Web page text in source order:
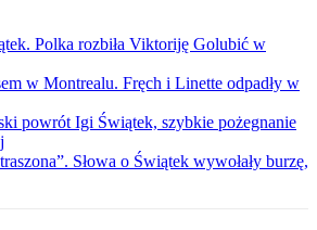
Polka rozbiła Viktoriję Golubić w
w Montrealu. Fręch i Linette odpadły w
powrót Igi Świątek, szybkie pożegnanie
Słowa o Świątek wywołały burzę,